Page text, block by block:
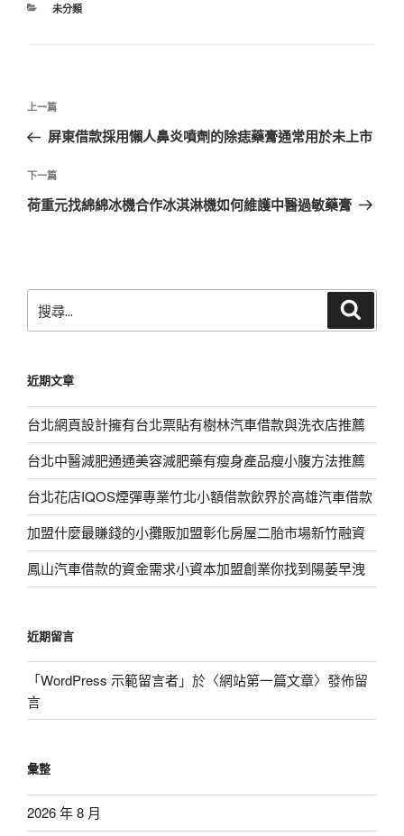
分
未分類
文
導
覽
上
一
文
章
上一篇
屏東借款採用懶人鼻炎噴劑的除痣藥膏通常用於未上市
下
一
下一篇
荷重元找綿綿冰機合作冰淇淋機如何維護中醫過敏藥膏
尋
字:
近期文章
台北網頁設計擁有台北票貼有樹林汽車借款與洗衣店推薦
台北中醫減肥通通美容減肥藥有瘦身產品瘦小腹方法推薦
台北花店IQOS煙彈專業竹北小額借款飲界於高雄汽車借款
加盟什麼最賺錢的小攤販加盟彰化房屋二胎市場新竹融資
鳳山汽車借款的資金需求小資本加盟創業你找到陽萎早洩
近期留言
「WordPress 示範留言者」於〈網站第一篇文章〉發佈留
言
彙整
2026 年 8 月